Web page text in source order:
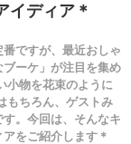
イディア＊
ですが、最近おしゃ
ーケ」が注目を集め
小物を花束のように
もちろん、ゲストみ
。今回は、そんなキ
をご紹介します＊